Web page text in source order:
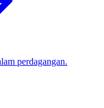
perdagangan.